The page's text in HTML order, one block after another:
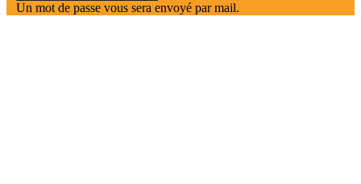
Un mot de passe vous sera envoyé par mail.